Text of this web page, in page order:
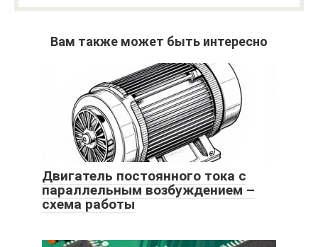
Вам также может быть интересно
Двигатель постоянного тока с
параллельным возбуждением –
схема работы